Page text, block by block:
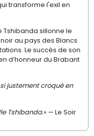
transforme l'exil en
Tshibanda sillonne le
au pays des Blancs
Le succès de son
d’honneur du Brabant
justement croqué en
Tshibanda.» — Le Soir